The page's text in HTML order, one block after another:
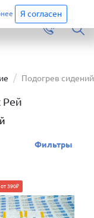
Перейти
Подогрев сидений
Рей
Фильтры
390₽
Я согласен